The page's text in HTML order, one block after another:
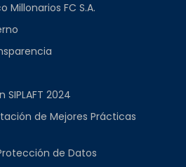
Millonarios FC S.A.
2024
de Mejores Prácticas
de Datos